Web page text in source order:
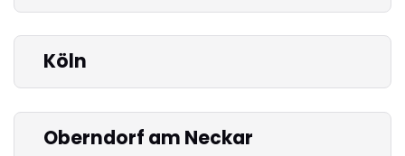
Köln
Oberndorf am Neckar